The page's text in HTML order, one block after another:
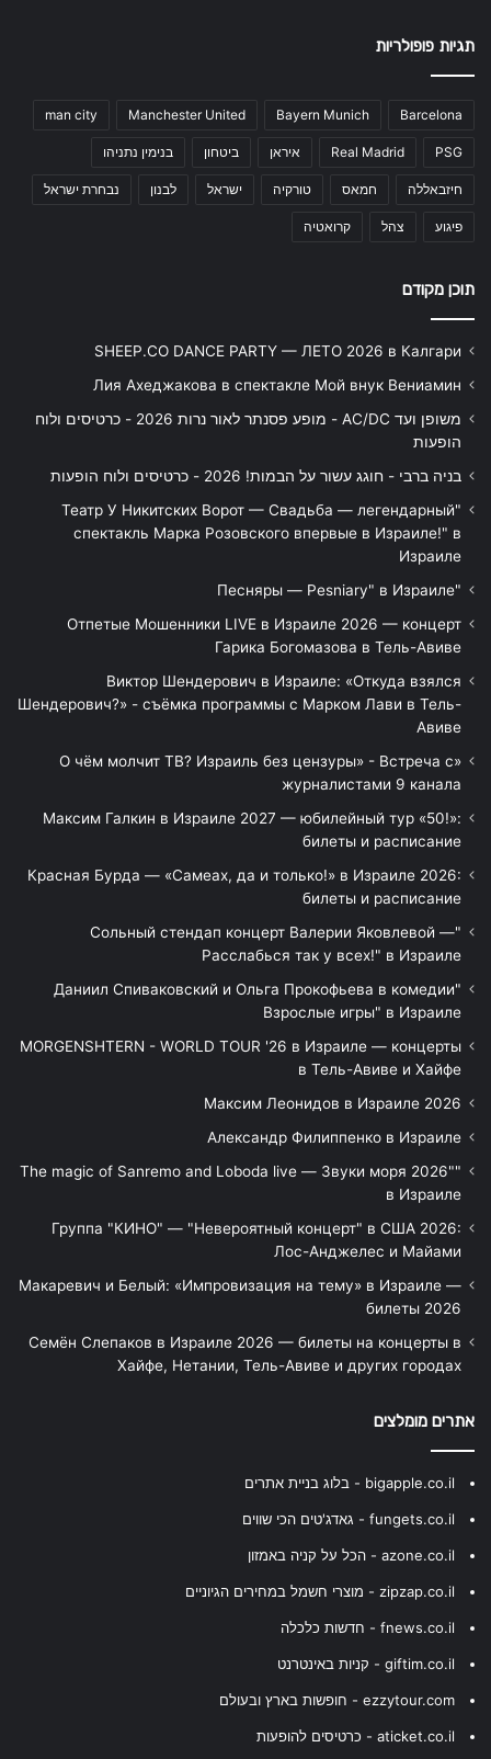
תגיות פופולריות
Barcelona
Bayern Munich
Manchester United
man city
PSG
Real Madrid איראן ביטחון בנימין נתניהו
חיזבאללה חמאס טורקיה ישראל לבנון נבחרת ישראל
פיגוע צהל קרואטיה
תוכן מקודם
SHEEP.CO DANCE PARTY — ЛЕТО 2026 в Калгари
Лия Ахеджакова в спектакле Мой внук Вениамин
משופן ועד AC/DC - מופע פסנתר לאור נרות 2026 - כרטיסים ולוח
הופעות
בניה ברבי - חוגג עשור על הבמות! 2026 - כרטיסים ולוח הופעות
"Театр У Никитских Ворот — Свадьба — легендарный
спектакль Марка Розовского впервые в Израиле!" в
Израиле
"Песняры — Pesniary" в Израиле
Отпетые Мошенники LIVE в Израиле 2026 — концерт
Гарика Богомазова в Тель-Авиве
Виктор Шендерович в Израиле: «Откуда взялся
Шендерович?» - съёмка программы с Марком Лави в Тель-
Авиве
«О чём молчит ТВ? Израиль без цензуры» - Встреча с
журналистами 9 канала
Максим Галкин в Израиле 2027 — юбилейный тур «50!»:
билеты и расписание
Красная Бурда — «Самеах, да и только!» в Израиле 2026:
билеты и расписание
"Сольный стендап концерт Валерии Яковлевой —
Расслабься так у всех!" в Израиле
"Даниил Спиваковский и Ольга Прокофьева в комедии
Взрослые игры" в Израиле
MORGENSHTERN - WORLD TOUR '26 в Израиле — концерты
в Тель-Авиве и Хайфе
Максим Леонидов в Израиле 2026
Александр Филиппенко в Израиле
"The magic of Sanremo and Loboda live — Звуки моря 2026"
в Израиле
Группа "КИНО" — "Невероятный концерт" в США 2026:
Лос-Анджелес и Майами
Макаревич и Белый: «Импровизация на тему» в Израиле —
билеты 2026
Семён Слепаков в Израиле 2026 — билеты на концерты в
Хайфе, Нетании, Тель-Авиве и других городах
אתרים מומלצים
bigapple.co.il - בלוג בניית אתרים
fungets.co.il - גאדג'טים הכי שווים
azone.co.il - הכל על קניה באמזון
zipzap.co.il - מוצרי חשמל במחירים הגיוניים
fnews.co.il - חדשות כלכלה
giftim.co.il - קניות באינטרנט
ezzytour.com - חופשות בארץ ובעולם
aticket.co.il - כרטיסים להופעות